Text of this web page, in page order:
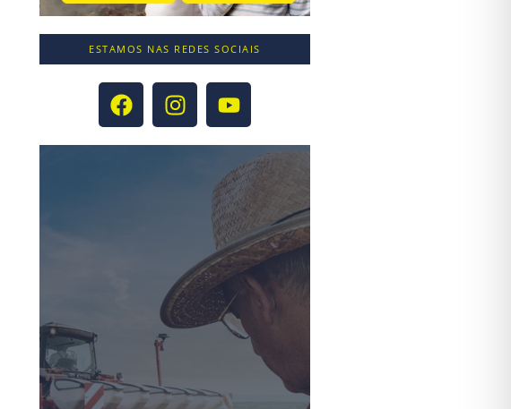
ESTAMOS NAS REDES SOCIAIS